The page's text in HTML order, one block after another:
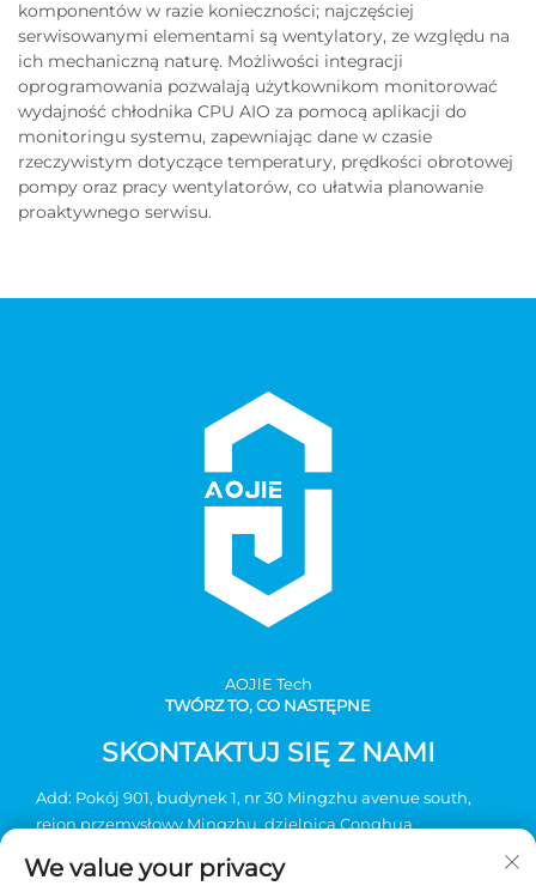
komponentów w razie konieczności; najczęściej
serwisowanymi elementami są wentylatory, ze względu na
ich mechaniczną naturę. Możliwości integracji
oprogramowania pozwalają użytkownikom monitorować
wydajność chłodnika CPU AIO za pomocą aplikacji do
monitoringu systemu, zapewniając dane w czasie
rzeczywistym dotyczące temperatury, prędkości obrotowej
pompy oraz pracy wentylatorów, co ułatwia planowanie
proaktywnego serwisu.
AOJlE Tech
TWÓRZ TO, CO NASTĘPNE
SKONTAKTUJ SIĘ Z NAMI
Add: Pokój 901, budynek 1, nr 30 Mingzhu avenue south,
rejon przemysłowy Mingzhu, dzielnica Conghua,
+86-2036031688 nr wewnętrzny 8048
We value your privacy